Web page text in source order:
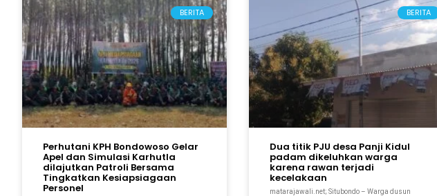
BERITA
Perhutani KPH Bondowoso Gelar
Apel dan Simulasi Karhutla
dilajutkan Patroli Bersama
Tingkatkan Kesiapsiagaan
Personel
BERITA
Dua titik PJU desa Panji Kidul
padam dikeluhkan warga
karena rawan terjadi
kecelakaan
matarajawali.net; Situbondo – Warga dusun